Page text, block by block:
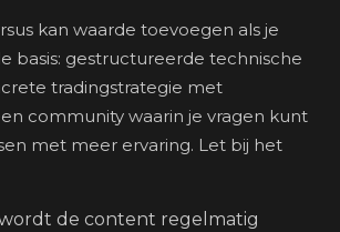
kan waarde toevoegen als je
basis: gestructureerde technische
tradingstrategie met
community waarin je vragen kunt
met meer ervaring. Let bij het
de content regelmatig